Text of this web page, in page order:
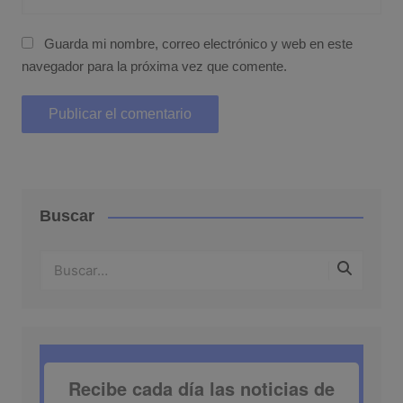
Guarda mi nombre, correo electrónico y web en este
navegador para la próxima vez que comente.
Buscar